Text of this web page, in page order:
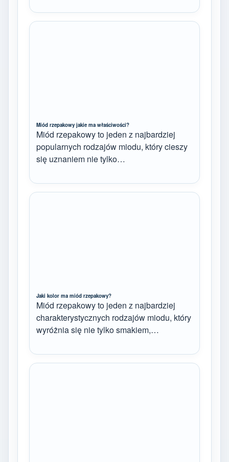
Miód rzepakowy jakie ma właściwości?
Miód rzepakowy to jeden z najbardziej
popularnych rodzajów miodu, który cieszy
się uznaniem nie tylko…
Jaki kolor ma miód rzepakowy?
Miód rzepakowy to jeden z najbardziej
charakterystycznych rodzajów miodu, który
wyróżnia się nie tylko smakiem,…